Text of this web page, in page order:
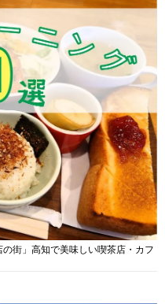
街」高知で美味しい喫茶店・カフ